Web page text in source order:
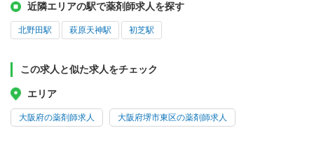
近隣エリアの駅で薬剤師求人を探す
北野田駅 萩原天神駅 初芝駅
この求人と似た求人をチェック
エリア
大阪府の薬剤師求人 大阪府堺市東区の薬剤師求人